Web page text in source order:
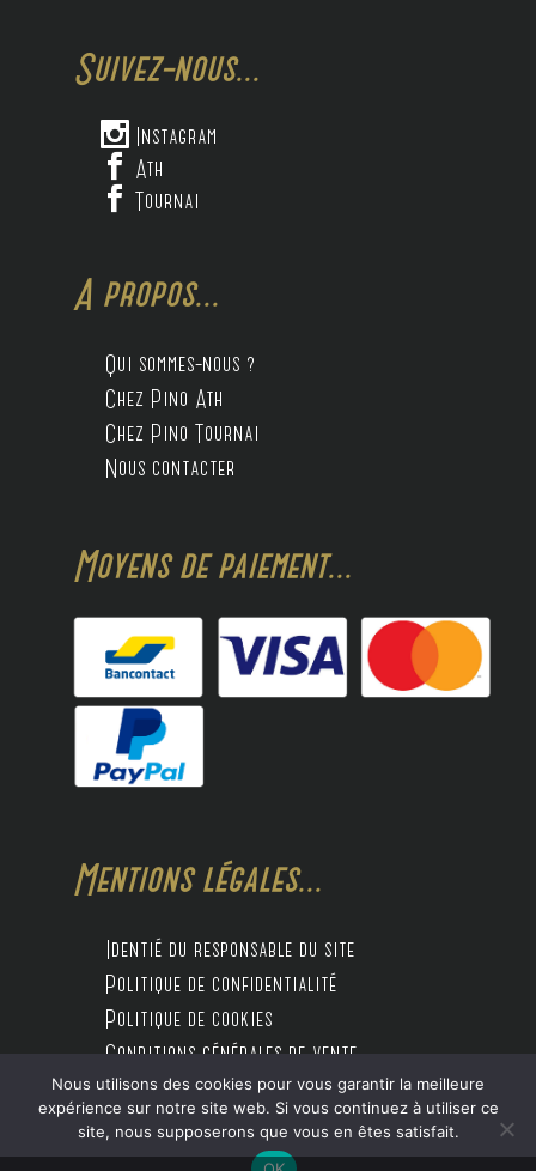
Suivez-nous...
 Instagram
 Ath
 Tournai
A propos...
Qui sommes-nous ?
Chez Pino Ath
Chez Pino Tournai
Nous contacter
Moyens de paiement...
Mentions légales...
Identié du responsable du site
Politique de confidentialité
Politique de cookies
Conditions générales de vente
Design by Digitalife
Nous utilisons des cookies pour vous garantir la meilleure
expérience sur notre site web. Si vous continuez à utiliser ce
site, nous supposerons que vous en êtes satisfait.